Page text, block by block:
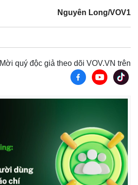
Thị trường
Tiêu dùng
Nguyên Long/VOV1
Mời quý độc giả theo dõi VOV.VN trên